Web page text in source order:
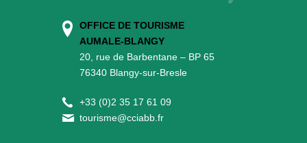
OFFICE DE TOURISME
AUMALE-BLANGY
20, rue de Barbentane – BP 65
76340 Blangy-sur-Bresle
+33 (0)2 35 17 61 09
tourisme@cciabb.fr